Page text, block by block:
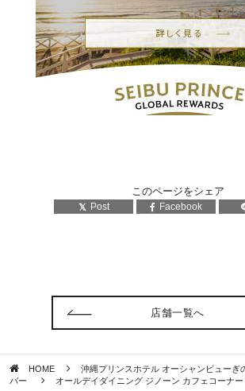
このページをシェア
Post Facebook
店舗一覧へ
HOME 沖縄プリンスホテル オーシャンビューぎ
バー
オールデイダイニング ジノーン カフェコーナー